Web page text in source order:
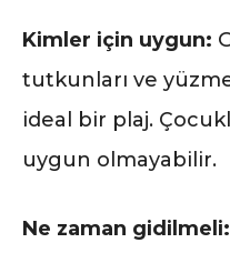
Kimler için uygun:
tutkunları ve
ideal bir plaj.
uygun olmayabilir.
Ne zaman gidilmeli: